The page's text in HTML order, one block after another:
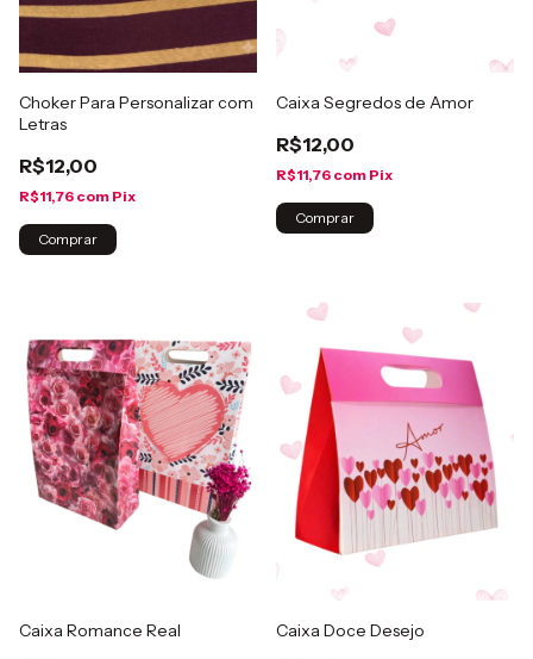
Choker Para Personalizar com
Letras
R$12,00
R$11,76 com Pix
Comprar
Caixa Segredos de Amor
R$12,00
R$11,76 com Pix
Comprar
Caixa Romance Real Caixa Doce Desejo